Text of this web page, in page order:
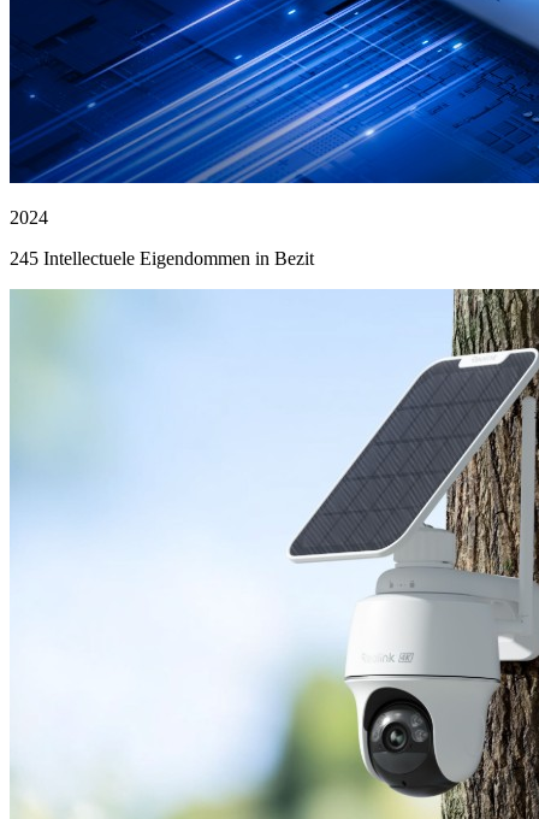
2024
245 Intellectuele Eigendommen in Bezit